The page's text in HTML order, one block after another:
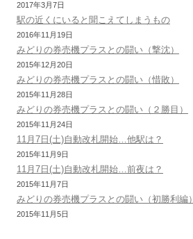
2017年3月7日
駅の近くにいると聞こえてしまうもの
2016年11月19日
みどりの券売機プラスとの闘い（撃沈）
2015年12月20日
みどりの券売機プラスとの闘い（惜敗）
2015年11月28日
みどりの券売機プラスとの闘い（２勝目）
2015年11月24日
11月7日(土)自動改札開始…他駅は？
2015年11月9日
11月7日(土)自動改札開始…前夜は？
2015年11月7日
みどりの券売機プラスとの闘い（初勝利編）
2015年11月5日